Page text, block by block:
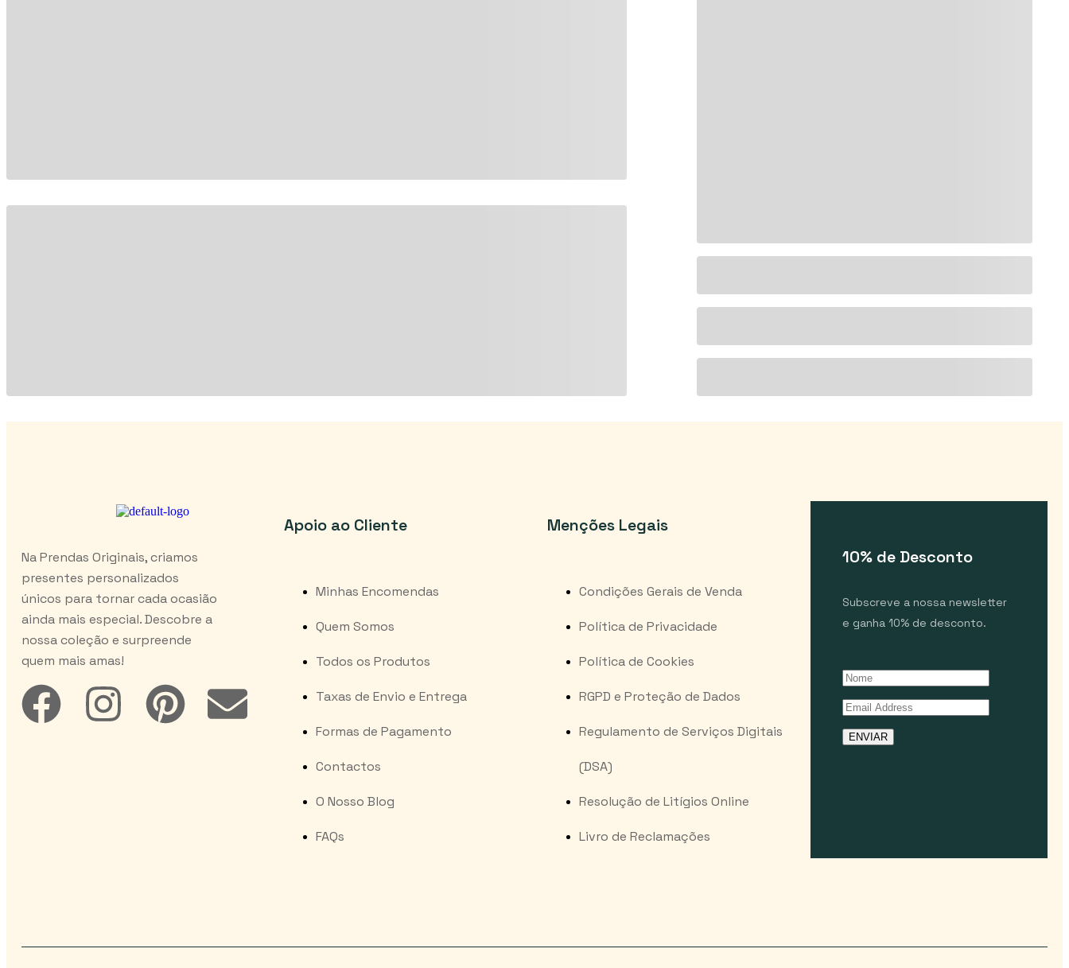
Na Prendas Originais, criamos
presentes personalizados
únicos para tornar cada ocasião
ainda mais especial. Descobre a
nossa coleção e surpreende
quem mais amas!
Apoio ao Cliente
Minhas Encomendas
Quem Somos
Todos os Produtos
Taxas de Envio e Entrega
Formas de Pagamento
Contactos
O Nosso Blog
FAQs
Menções Legais
Condições Gerais de Venda
Política de Privacidade
Política de Cookies
RGPD e Proteção de Dados
Regulamento de Serviços Digitais
(DSA)
Resolução de Litígios Online
Livro de Reclamações
10% de Desconto
Subscreve a nossa newsletter
e ganha 10% de desconto.
ENVIAR